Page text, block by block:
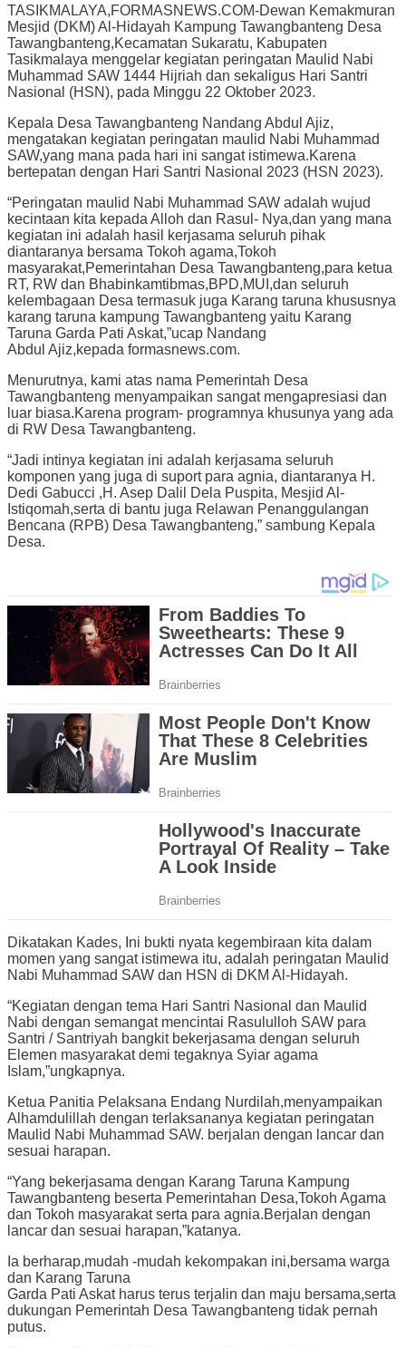
TASIKMALAYA,FORMASNEWS.COM-Dewan Kemakmuran
Mesjid (DKM) Al-Hidayah Kampung Tawangbanteng Desa
Tawangbanteng,Kecamatan Sukaratu, Kabupaten
Tasikmalaya menggelar kegiatan peringatan Maulid Nabi
Muhammad SAW 1444 Hijriah dan sekaligus Hari Santri
Nasional (HSN), pada Minggu 22 Oktober 2023.
Kepala Desa Tawangbanteng Nandang Abdul Ajiz,
mengatakan kegiatan peringatan maulid Nabi Muhammad
SAW,yang mana pada hari ini sangat istimewa.Karena
bertepatan dengan Hari Santri Nasional 2023 (HSN 2023).
“Peringatan maulid Nabi Muhammad SAW adalah wujud
kecintaan kita kepada Alloh dan Rasul- Nya,dan yang mana
kegiatan ini adalah hasil kerjasama seluruh pihak
diantaranya bersama Tokoh agama,Tokoh
masyarakat,Pemerintahan Desa Tawangbanteng,para ketua
RT, RW dan Bhabinkamtibmas,BPD,MUI,dan seluruh
kelembagaan Desa termasuk juga Karang taruna khususnya
karang taruna kampung Tawangbanteng yaitu Karang
Taruna Garda Pati Askat,”ucap Nandang
Abdul Ajiz,kepada formasnews.com.
Menurutnya, kami atas nama Pemerintah Desa
Tawangbanteng menyampaikan sangat mengapresiasi dan
luar biasa.Karena program- programnya khusunya yang ada
di RW Desa Tawangbanteng.
“Jadi intinya kegiatan ini adalah kerjasama seluruh
komponen yang juga di suport para agnia, diantaranya H.
Dedi Gabucci ,H. Asep Dalil Dela Puspita, Mesjid Al-
Istiqomah,serta di bantu juga Relawan Penanggulangan
Bencana (RPB) Desa Tawangbanteng,” sambung Kepala
Desa.
Dikatakan Kades, Ini bukti nyata kegembiraan kita dalam
momen yang sangat istimewa itu, adalah peringatan Maulid
Nabi Muhammad SAW dan HSN di DKM Al-Hidayah.
“Kegiatan dengan tema Hari Santri Nasional dan Maulid
Nabi dengan semangat mencintai Rasululloh SAW para
Santri / Santriyah bangkit bekerjasama dengan seluruh
Elemen masyarakat demi tegaknya Syiar agama
Islam,”ungkapnya.
Ketua Panitia Pelaksana Endang Nurdilah,menyampaikan
Alhamdulillah dengan terlaksananya kegiatan peringatan
Maulid Nabi Muhammad SAW. berjalan dengan lancar dan
sesuai harapan.
“Yang bekerjasama dengan Karang Taruna Kampung
Tawangbanteng beserta Pemerintahan Desa,Tokoh Agama
dan Tokoh masyarakat serta para agnia.Berjalan dengan
lancar dan sesuai harapan,”katanya.
Ia berharap,mudah -mudah kekompakan ini,bersama warga
dan Karang Taruna
Garda Pati Askat harus terus terjalin dan maju bersama,serta
dukungan Pemerintah Desa Tawangbanteng tidak pernah
putus.